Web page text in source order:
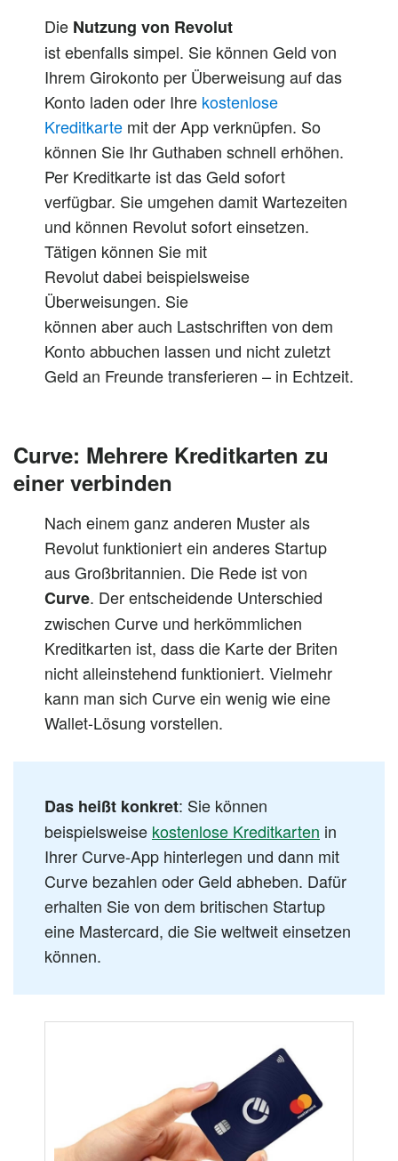
Die Nutzung von Revolut
istebenfallssimpel. Sie können Geld von
Ihrem Girokonto per Überweisung auf das
Konto laden oder Ihre kostenlose
Kreditkarte mit der App verknüpfen. So
können Sie Ihr Guthaben schnell erhöhen.
Per Kreditkarte ist das Geld sofort
verfügbar. Sie umgehen damit Wartezeiten
und können Revolut sofort einsetzen.
Tätigen können Sie mit
Revolutdabei beispielsweise
Überweisungen. Sie
können aberauch Lastschriften von dem
Konto abbuchen lassen und nicht zuletzt
Geld an Freunde transferieren – in Echtzeit.
Curve: Mehrere Kreditkarten zu
einer verbinden
Nach einem ganz anderen Muster als
Revolut funktioniert ein anderes Startup
aus Großbritannien. Die Rede ist von
Curve. Der entscheidende Unterschied
zwischen Curve und herkömmlichen
Kreditkarten ist, dass die Karte der Briten
nicht alleinstehend funktioniert. Vielmehr
kann man sich Curve ein wenig wie eine
Wallet-Lösung vorstellen.
Das heißt konkret: Sie können
beispielsweise kostenlose Kreditkarten in
Ihrer Curve-App hinterlegen und dann mit
Curve bezahlen oder Geld abheben. Dafür
erhalten Sie von dem britischen Startup
eine Mastercard, die Sie weltweit einsetzen
können.